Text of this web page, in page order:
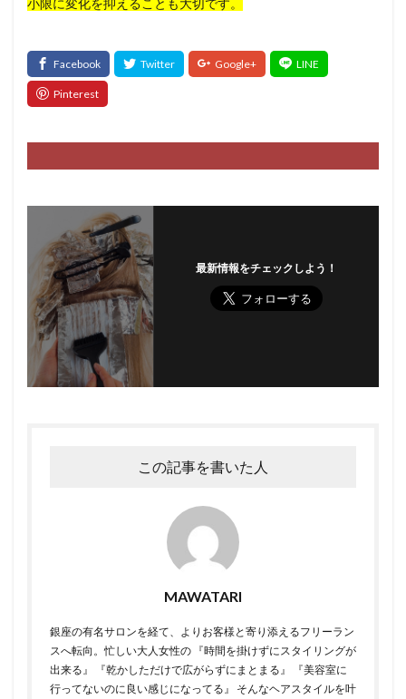
最新情報をチェックしよう！
この記事を書いた人
MAWATARI
銀座の有名サロンを経て、よりお客様と寄り添えるフリーラン
スへ転向。 ​ 忙しい大人女性の 『時間を掛けずにスタイリングが
出来る』 『乾かしただけで広がらずにまとまる』 『美容室に
行ってないのに良い感じになってる』 そんなヘアスタイルを叶